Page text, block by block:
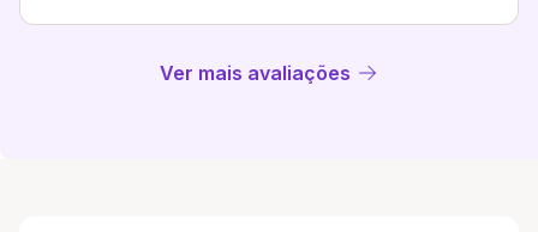
Ver mais avaliações